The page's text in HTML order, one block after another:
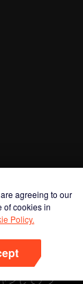
agreeing to our
of cookies in
Policy.
ンしてアプ